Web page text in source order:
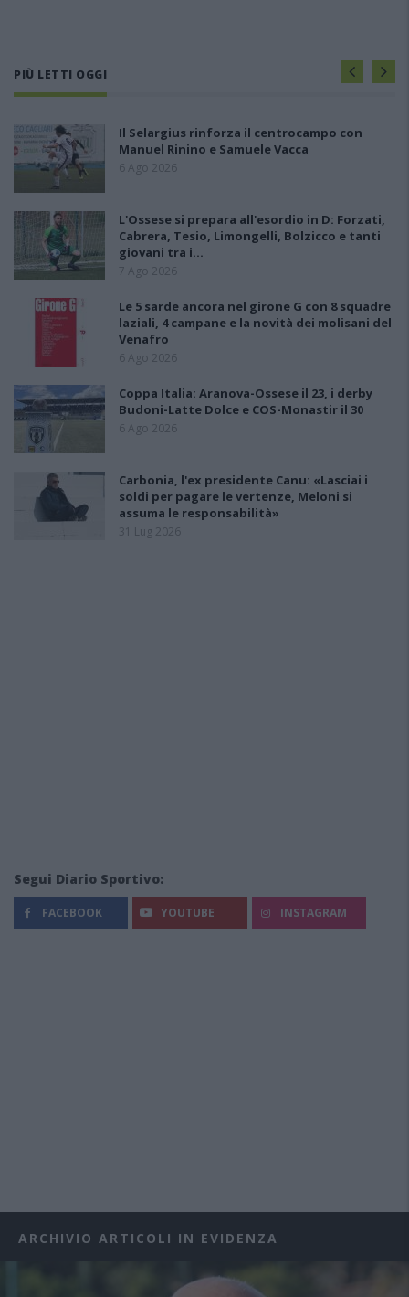
PIÙ LETTI OGGI
Il Selargius rinforza il centrocampo con
Manuel Rinino e Samuele Vacca
6 Ago 2026
L'Ossese si prepara all'esordio in D: Forzati,
Cabrera, Tesio, Limongelli, Bolzicco e tanti
giovani tra i…
7 Ago 2026
Le 5 sarde ancora nel girone G con 8 squadre
laziali, 4 campane e la novità dei molisani del
Venafro
6 Ago 2026
Coppa Italia: Aranova-Ossese il 23, i derby
Budoni-Latte Dolce e COS-Monastir il 30
6 Ago 2026
Carbonia, l'ex presidente Canu: «Lasciai i
soldi per pagare le vertenze, Meloni si
assuma le responsabilità»
31 Lug 2026
Segui Diario Sportivo:
FACEBOOK YOUTUBE INSTAGRAM
ARCHIVIO ARTICOLI IN EVIDENZA